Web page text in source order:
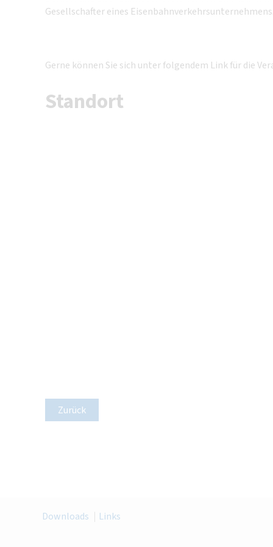
Gesellschafter eines Eisenbahnverkehrsunternehmens.
Gerne können Sie sich unter folgendem Link für die
Standort
Zurück
Downloads Links